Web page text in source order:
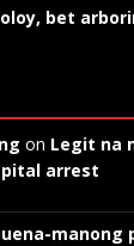
bet
on Legit na
arrest
manong